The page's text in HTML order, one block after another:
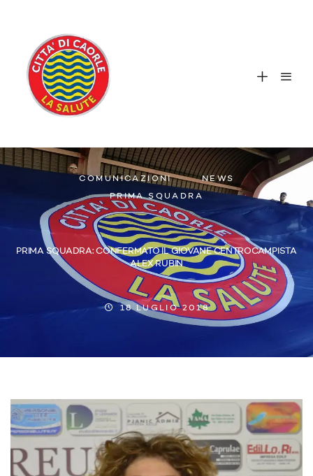
COMUNICAZIONI NEWS
PRIMA SQUADRA
PRIMA SQUADRA: CONFERMATO IL GIOVANE CENTROCAMPISTA
ALEX RUBIN
18 LUGLIO 2018